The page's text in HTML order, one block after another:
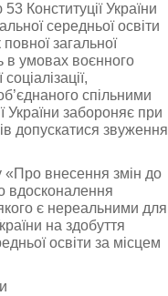
Конституції України
середньої освіти
загальної
в умовах воєнного
спільними
України забороняє при
допускатися звуження
«Про внесення змін до
вдосконалення
є нереальними для
на здобуття
освіти за місцем